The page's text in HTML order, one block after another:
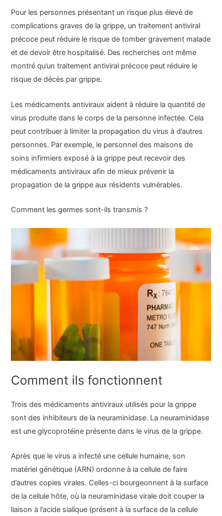
Pour les personnes présentant un risque plus élevé de
complications graves de la grippe, un traitement antiviral
précoce peut réduire le risque de tomber gravement malade
et de devoir être hospitalisé. Des recherches ont même
montré qu’un traitement antiviral précoce peut réduire le
risque de décès par grippe.
Les médicaments antiviraux aident à réduire la quantité de
virus produite dans le corps de la personne infectée. Cela
peut contribuer à limiter la propagation du virus à d’autres
personnes. Par exemple, le personnel des maisons de
soins infirmiers exposé à la grippe peut recevoir des
médicaments antiviraux afin de mieux prévenir la
propagation de la grippe aux résidents vulnérables.
Comment les germes sont-ils transmis ?
Comment ils fonctionnent
Trois des médicaments antiviraux utilisés pour la grippe
sont des inhibiteurs de la neuraminidase. La neuraminidase
est une glycoprotéine présente dans le virus de la grippe.
Après que le virus a infecté une cellule humaine, son
matériel génétique (ARN) ordonne à la cellule de faire
d’autres copies virales. Celles-ci bourgeonnent à la surface
de la cellule hôte, où la neuraminidase virale doit couper la
liaison à l’acide sialique (présent à la surface de la cellule